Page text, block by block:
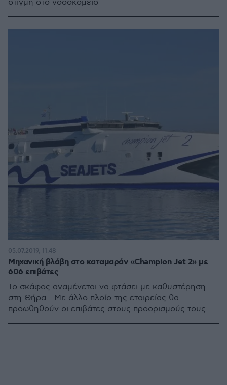
στιγμή στο νοσοκομείο
Μηχανική βλάβη στο καταμαράν «Champion Jet 2» με
606 επιβάτες
Το σκάφος αναμένεται να φτάσει με καθυστέρηση
στη Θήρα - Με άλλο πλοίο της εταιρείας θα
προωθηθούν οι επιβάτες στους προορισμούς τους
05.07.2019, 11:48